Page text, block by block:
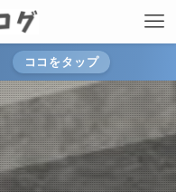
ココをタップ